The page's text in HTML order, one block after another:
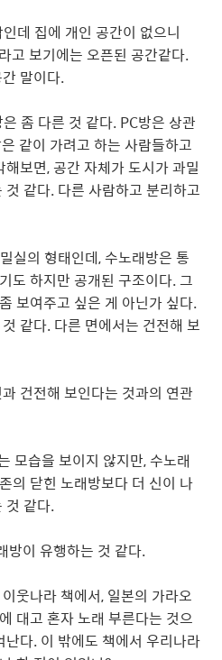
데 집에 개인 공간이 없으니
고 보기에는 오픈된 공간같다.
말이다.
좀 다른 것 같다. PC방은 상관
같이 가려고 하는 사람들하고
보면, 공간 자체가 도시가 과밀
같다. 다른 사람하고 분리하고
실의 형태인데, 수노래방은 통
도 하지만 공개된 구조이다. 그
보여주고 싶은 게 아닌가 싶다.
같다. 다른 면에서는 건전해 보
건전해 보인다는 것과의 연관
모습을 보이지 않지만, 수노래
의 닫힌 노래방보다 더 신이 나
것 같다.
방이 유행하는 것 같다.
웃나라 책에서, 일본의 가라오
대고 혼자 노래 부른다는 것으
다. 이 밖에도 책에서 우리나라